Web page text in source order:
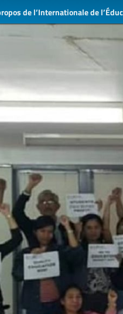
de l’Internationale de